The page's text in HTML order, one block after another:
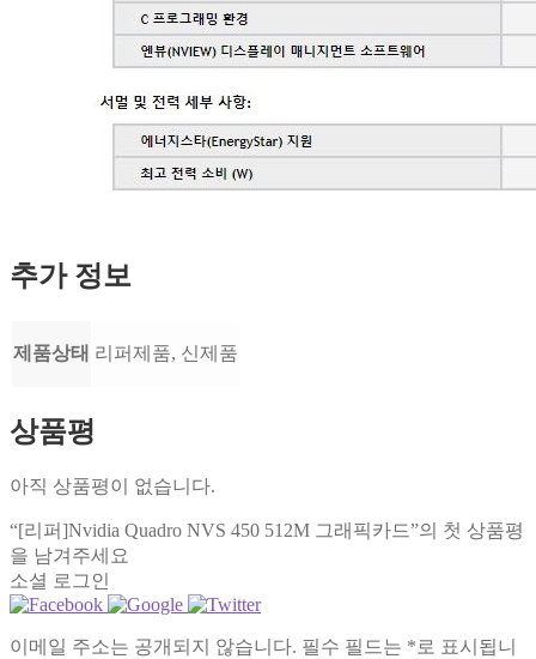
추가 정보
제품상태 리퍼제품, 신제품
상품평
아직 상품평이 없습니다.
“[리퍼]Nvidia Quadro NVS 450 512M 그래픽카드”의 첫 상품평
을 남겨주세요
소셜 로그인
이메일 주소는 공개되지 않습니다. 필수 필드는 * 로 표시됩니